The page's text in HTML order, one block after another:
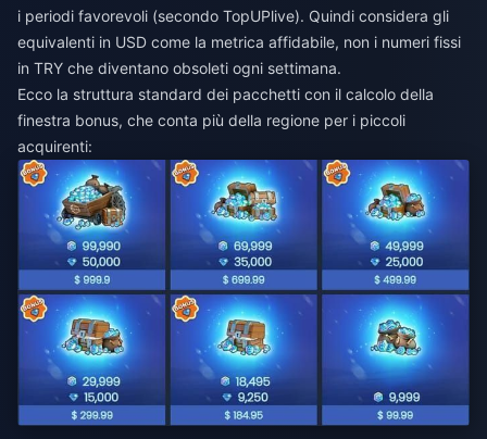
i periodi favorevoli (secondo TopUPlive). Quindi considera gli
equivalenti in USD come la metrica affidabile, non i numeri fissi
in TRY che diventano obsoleti ogni settimana.
Ecco la struttura standard dei pacchetti con il calcolo della
finestra bonus, che conta più della regione per i piccoli
acquirenti: